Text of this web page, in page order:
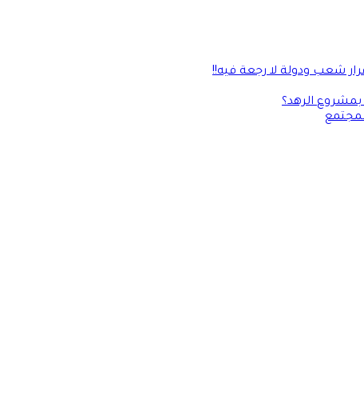
شعب ودولة لا رجعة فيه!!
بمشروع الرهد؟